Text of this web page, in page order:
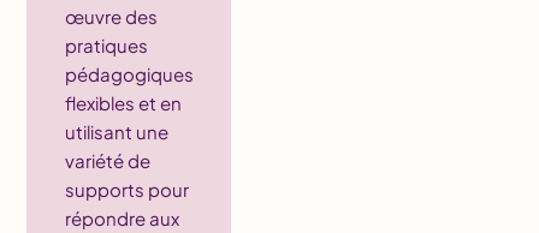
œuvre des
pratiques
pédagogiques
flexibles et en
utilisant une
variété de
supports pour
répondre aux